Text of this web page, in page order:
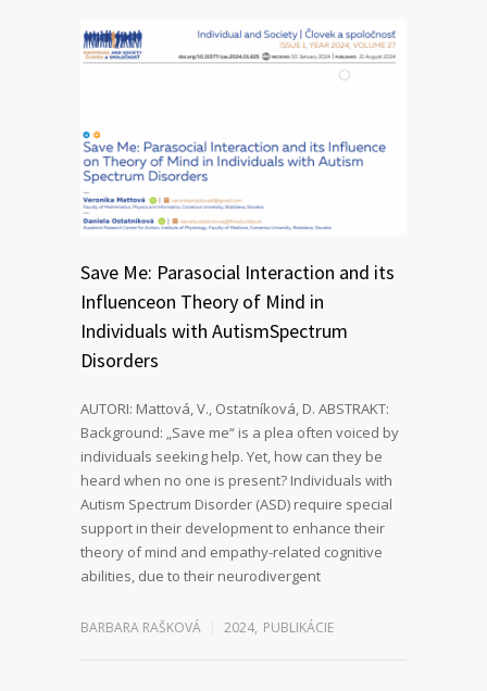
Save Me: Parasocial Interaction and its
Influenceon Theory of Mind in
Individuals with AutismSpectrum
Disorders
AUTORI: Mattová, V., Ostatníková, D. ABSTRAKT:
Background: „Save me“ is a plea often voiced by
individuals seeking help. Yet, how can they be
heard when no one is present? Individuals with
Autism Spectrum Disorder (ASD) require special
support in their development to enhance their
theory of mind and empathy-related cognitive
abilities, due to their neurodivergent
BARBARA RAŠKOVÁ 2024, PUBLIKÁCIE